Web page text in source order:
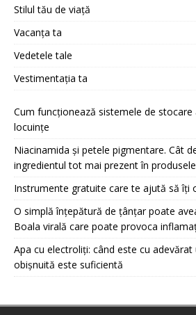
Stilul tău de viață
Vacanța ta
Vedetele tale
Vestimentația ta
Cum funcționează sistemele de stocare
locuințe
Niacinamida și petele pigmentare. Cât
ingredientul tot mai prezent în
Instrumente gratuite care te ajută să îți
O simplă înțepătură de țânțar poate
Boala virală care poate provoca
Apa cu electroliți: când este cu adevărat
obișnuită este suficientă